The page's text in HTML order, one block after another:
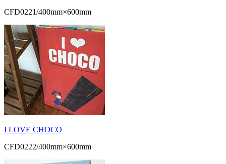
CFD0221/400mm×600mm
I LOVE CHOCO
CFD0222/400mm×600mm